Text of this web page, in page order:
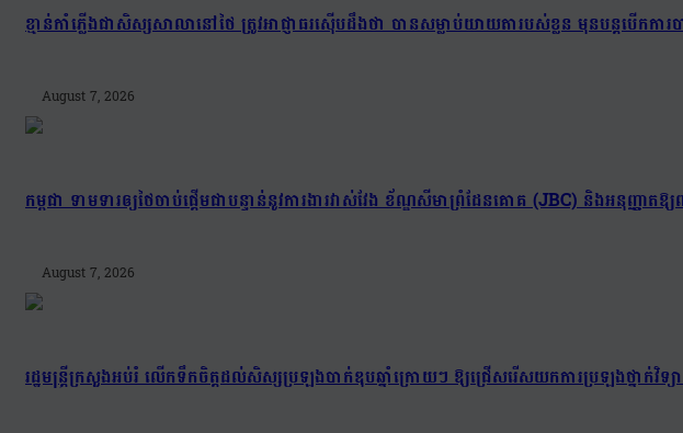
ខ្មាន់កាំភ្លើងជាសិស្សសាលានៅថៃ ត្រូវអាជ្ញាធរស៊ើបដឹងថា បានសម្លាប់យាយតារបស់ខ្លួន មុនបន្តបើកក
August 7, 2026
កម្ពុជា ទាមទារឲ្យថៃចាប់ផ្តើមជាបន្ទាន់នូវការងារវាស់វែង ខ័ណ្ឌសីមាព្រំដែនគោគ (JBC) និងអនុញ្ញ
August 7, 2026
រដ្ឋមន្រ្តីក្រសួងអប់រំ លើកទឹកចិត្តដល់សិស្សប្រឡងបាក់ឌុបឆ្នាំក្រោយៗ ឱ្យជ្រើសរើសយកការប្រឡងថ្នាក់វិទ្